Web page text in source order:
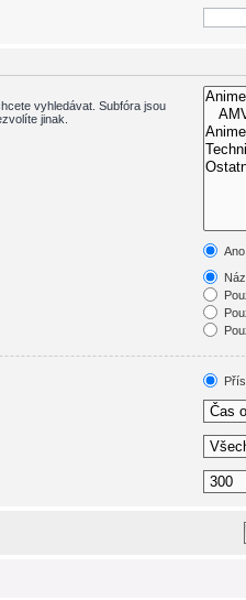
vyhledávat. Subfóra jsou
jinak.
Ano